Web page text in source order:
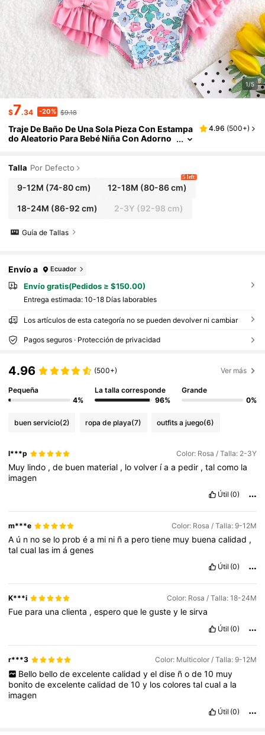
1/5
$7.34 -20% $9.18
Traje De Baño De Una Sola Pieza Con Estampa
do Aleatorio Para Bebé Niña Con Adorno
4.96 (500+)
Talla Por Defecto
9-12M (74-80 cm) 12-18M (80-86 cm)
5 left
18-24M (86-92 cm) 2-3Y (92-98 cm)
Guía de Tallas
Envío a Ecuador
Envío gratis(Pedidos ≥ $150.00)
Entrega estimada: 10-18 Días laborables
Los artículos de esta categoría no se pueden devolver ni cambiar
Pagos seguros · Protección de privacidad
4.96 (500+) Ver más
Pequeña
4%
La talla corresponde
96%
Grande
0%
buen servicio(2) ropa de playa(7) outfits a juego(6)
l***p Color: Rosa / Talla: 2-3Y
Muy lindo ,de buen material , lovolver íaa pedir ,talcomo la
imagen
Útil (0)
m***e Color: Rosa / Talla: 9-12M
A ú n nose lo probéa mi ni ña perotiene muy buenacalidad ,
talcual las imágenes
Útil (0)
K***i Color: Rosa / Talla: 18-24M
Fue para unaclienta ,esperoque legustey lesirva
Útil (0)
r***3 Color: Multicolor / Talla: 9-12M
Bello bello de excelente calidad y el dise ñ o de 10 muy
bonitodeexcelentecalidadde10y loscolorestalcuala la
imagen
Útil (0)